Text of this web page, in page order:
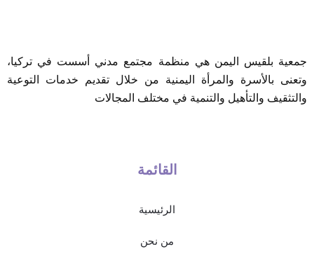
جمعية بلقيس اليمن هي منظمة مجتمع مدني أسست في تركيا،
وتعنى بالأسرة والمرأة اليمنية من خلال تقديم خدمات التوعية
والتثقيف والتأهيل والتنمية في مختلف المجالات
القائمة
الرئيسية
من نحن